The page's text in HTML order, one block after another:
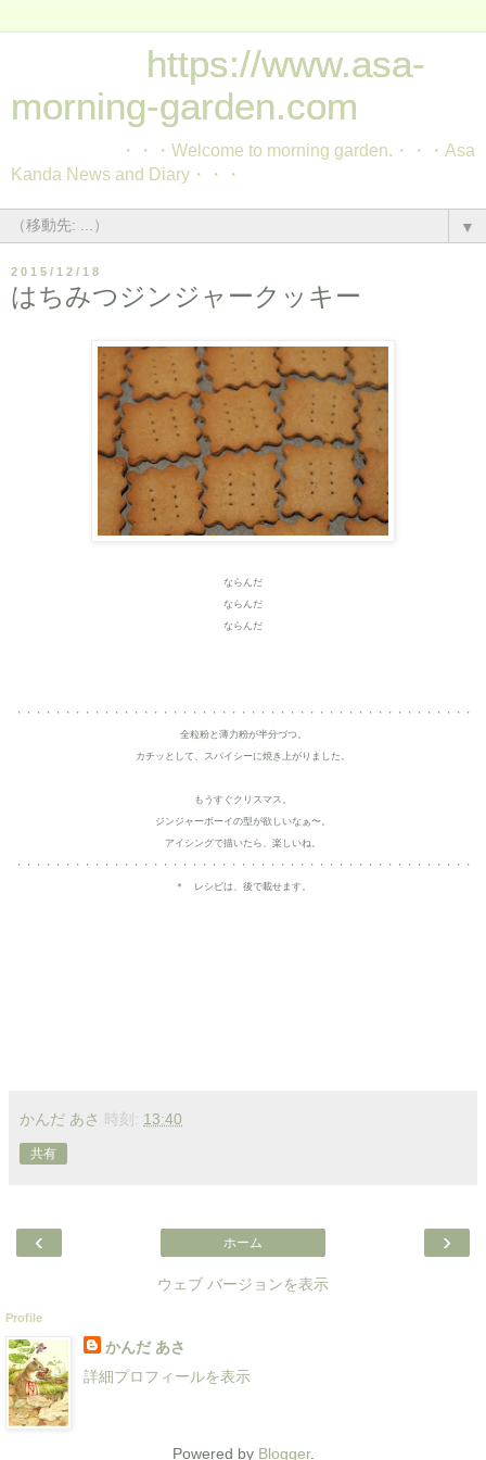
https://www.asa-
morning-garden.com
・・・Welcome to morning garden.・・・Asa
Kanda News and Diary・・・
▼
2015/12/18
はちみつジンジャークッキー
ならんだ
ならんだ
ならんだ
・・・・・・・・・・・・・・・・・・・・・・・・・・・・・・・・・・・・・・・・・・・・・・・
全粒粉と薄力粉が半分づつ。
カチッとして、スパイシーに焼き上がりました。
もうすぐクリスマス。
ジンジャーボーイの型が欲しいなぁ〜。
アイシングで描いたら、楽しいね。
・・・・・・・・・・・・・・・・・・・・・・・・・・・・・・・・・・・・・・・・・・・・・・・
＊ レシピは、後で載せます。
かんだ あさ 時刻: 13:40
共有
‹ ›
ホーム
ウェブ バージョンを表示
Profile
かんだ あさ
詳細プロフィールを表示
Powered by Blogger.